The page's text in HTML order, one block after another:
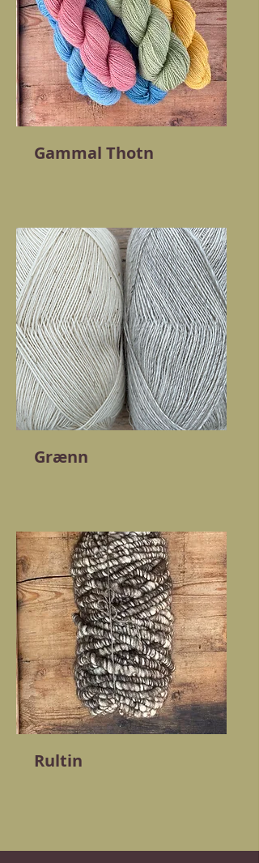
Gammal Thotn
Grænn
Rultin